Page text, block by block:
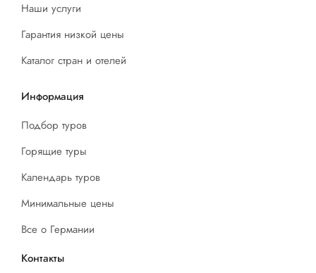
Наши услуги
Гарантия низкой цены
Каталог стран и отелей
Информация
Подбор туров
Горящие туры
Календарь туров
Минимальные цены
Все о Германии
Контакты